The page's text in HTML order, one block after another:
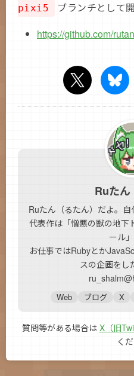
pixi5
ブランチとして
https://github.com/
Ruたん
Ruたん（るたん）だよ。自
代表作は「憎悪の獣の地下
ール」
お仕事ではRubyとか
スの企画をし
Web ブログ X
質問等がある場合は X（旧
く